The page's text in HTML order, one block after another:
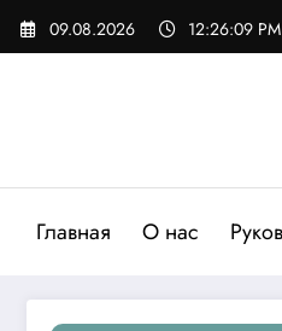
Перейти
09.08.2026 12:26:10 PM
Главная О нас